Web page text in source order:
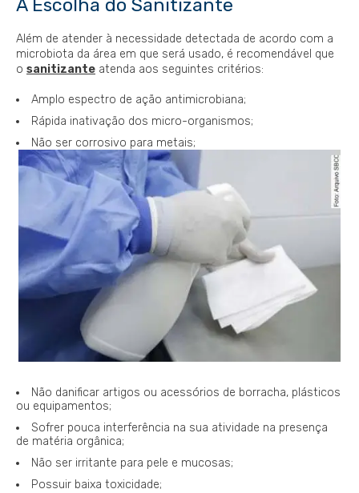
A Escolha do Sanitizante
Além de atender à necessidade detectada de acordo com a
microbiota da área em que será usado, é recomendável que
o sanitizante atenda aos seguintes critérios:
Amplo espectro de ação antimicrobiana;
Rápida inativação dos micro-organismos;
Não ser corrosivo para metais;
Não danificar artigos ou acessórios de borracha, plásticos
ou equipamentos;
Sofrer pouca interferência na sua atividade na presença
de matéria orgânica;
Não ser irritante para pele e mucosas;
Possuir baixa toxicidade;